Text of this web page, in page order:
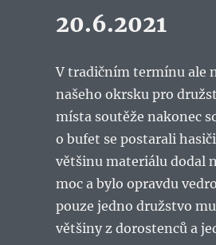
20.6.2021
V tradičním termínu ale
našeho okrsku pro
místa soutěže nakonec
o bufet se postarali
většinu materiálu dodal
moc a bylo opravdu
pouze jedno družstvo
většiny z dorostenců a